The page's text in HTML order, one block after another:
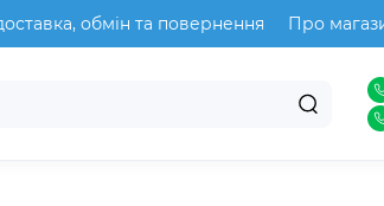
обмін та повернення Про